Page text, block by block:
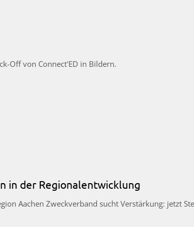
Off von Connect'ED in Bildern.
in der Regionalentwicklung
Aachen Zweckverband sucht Verstärkung: jetzt